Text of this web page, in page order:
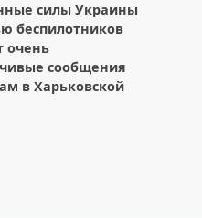
силы Украины
беспилотников
очень
сообщения
в Харьковской